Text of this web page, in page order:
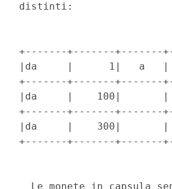
distinti:
+-------+-------+-------
|da     |      1|   a   |
+-------+-------+-------
|da     |    100|       |
+-------+-------+-------
|da     |    300|       |
+-------+-------+-------
Le monete in capsula